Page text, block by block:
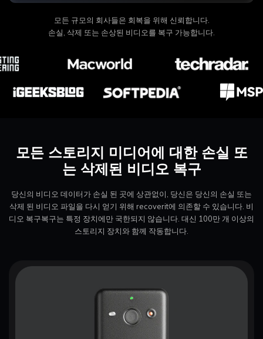
모든 규모의 회사들은 회복을 위해 신뢰합니다.
손실, 삭제 또는 손상된 비디오를 복구 가능합니다.
모든 스토리지 미디어에 대한 손실 또
는 삭제된 비디오 복구
당신의 비디오 데이터가 손실 된 곳에 상관없이, 당신은 당신의 손실 또는
삭제 된 비디오 파일을 다시 얻기 위해 recoverit에 의존할 수 있습니다. 비
디오 복구복구는 특정 장치에만 국한되지 않습니다. 대신 100만 개 이상의
스토리지 장치와 함께 작동합니다.